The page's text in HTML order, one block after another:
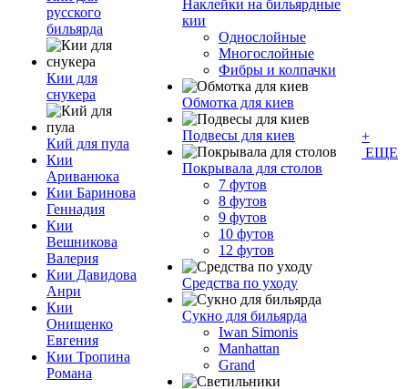
русского
бильярда
Кии для
снукера
Кий для пула
Кии
Ариванюка
Кии Баринова
Геннадия
Кии
Вешникова
Валерия
Кии Давидова
Анри
Кии
Онищенко
Евгения
Кии Тропина
Романа
Наклейки на бильярдные
кии
Однослойные
Многослойные
Фибры и колпачки
Обмотка для киев
Подвесы для киев
Покрывала для столов
7 футов
8 футов
9 футов
10 футов
12 футов
Средства по уходу
Сукно для бильярда
Iwan Simonis
Manhattan
Grand
+
ЕЩЕ